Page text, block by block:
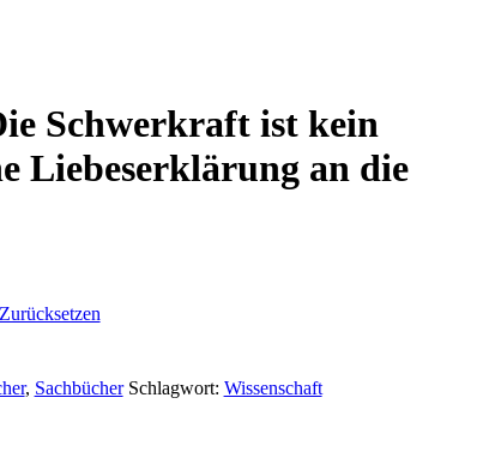
Schwerkraft ist kein
Liebeserklärung an die
Zurücksetzen
, Sachbücher Schlagwort: Wissenschaft